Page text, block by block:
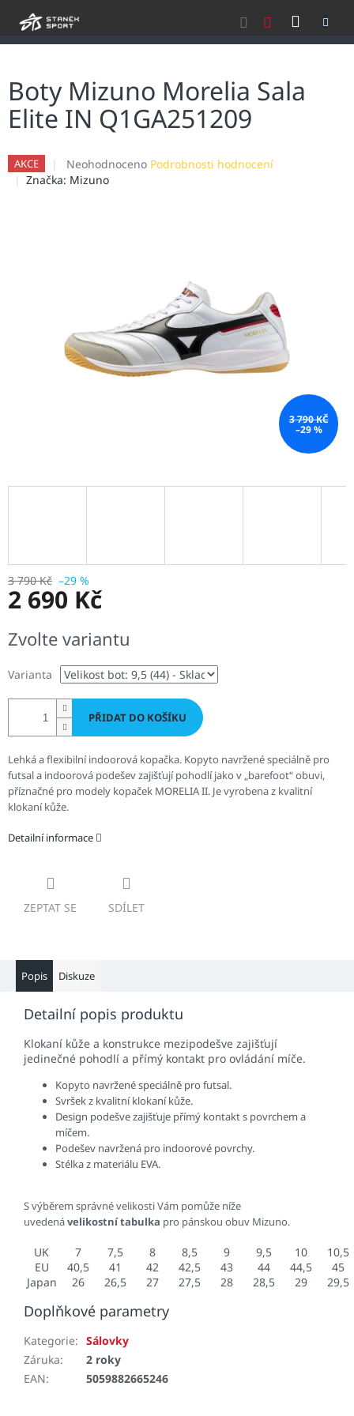
Boty Mizuno Morelia Sala
Elite IN Q1GA251209
AKCE
Průměrné
hodnocení
Neohodnoceno Podrobnosti hodnocení
Značka: Mizuno
3 790 KČ
–29 %
3 790 Kč –29 %
2 690 Kč
cena:
Zvolte variantu
Varianta
PŘIDAT DO KOŠÍKU
Lehká a flexibilní indoorová kopačka. Kopyto navržené speciálně pro
futsal a indoorová podešev zajišťují pohodlí jako v „barefoot“ obuvi,
příznačné pro modely kopaček MORELIA II. Je vyrobena z kvalitní
klokaní kůže.
Detailní informace
ZEPTAT SE SDÍLET
Popis Diskuze
Detailní popis produktu
Klokaní kůže a konstrukce mezipodešve zajišťují
jedinečné pohodlí a přímý kontakt pro ovládání míče.
Kopyto navržené speciálně pro futsal.
Svršek z kvalitní klokaní kůže.
Design podešve zajišťuje přímý kontakt s povrchem a
míčem.
Podešev navržená pro indoorové povrchy.
Stélka z materiálu EVA.
S výběrem správné velikosti Vám pomůže níže
uvedenávelikostní tabulka pro pánskou obuv Mizuno.
UK 7 7,5 8 8,5 9 9,5 10
10,5
EU
40,5 41 42 42,5 43 44 44,5
45
Japan
26 26,5 27 27,5 28 28,5 29 29,5
Doplňkové parametry
Kategorie: Sálovky
Záruka:
2 roky
EAN: 5059882665246